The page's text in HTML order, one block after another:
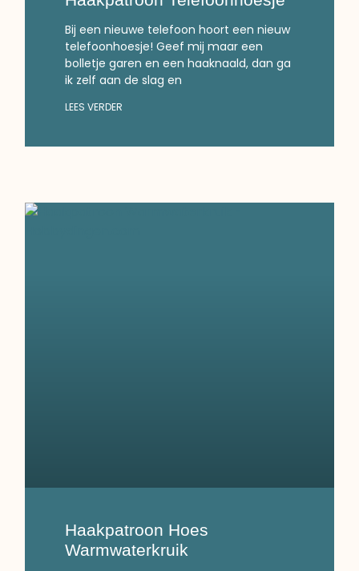
Bij een nieuwe telefoon hoort een nieuw
telefoonhoesje! Geef mij maar een
bolletje garen en een haaknaald, dan ga
ik zelf aan de slag en
LEES VERDER
Haakpatroon Hoes
Warmwaterkruik